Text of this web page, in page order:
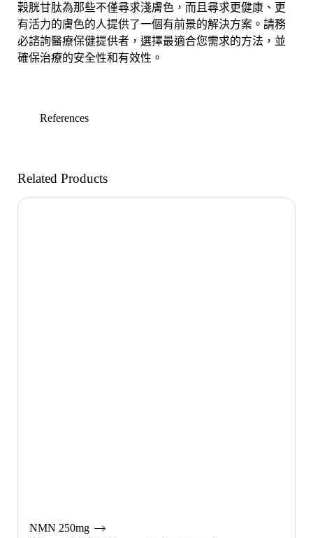
穀胱甘肽為那些不僅尋求淺膚色，而且尋求更健康、更
有活力的膚色的人提供了一個有前景的解決方案。請務
必諮詢醫療保健提供者，選擇最適合您需求的方法，並
確保治療的安全性和有效性。
References
Related Products
NMN 250mg